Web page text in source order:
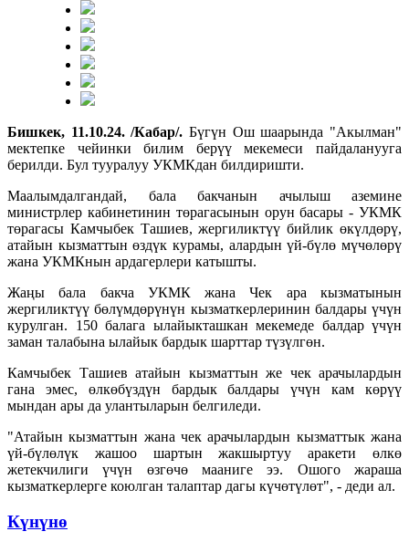
Бишкек, 11.10.24. /Кабар/. Бүгүн Ош шаарында "Акылман"
мектепке чейинки билим берүү мекемеси пайдаланууга
берилди. Бул тууралуу УКМКдан билдиришти.
Маалымдалгандай, бала бакчанын ачылыш аземине
министрлер кабинетинин төрагасынын орун басары - УКМК
төрагасы Камчыбек Ташиев, жергиликтүү бийлик өкүлдөрү,
атайын кызматтын өздүк курамы, алардын үй-бүлө мүчөлөрү
жана УКМКнын ардагерлери катышты.
Жаңы бала бакча УКМК жана Чек ара кызматынын
жергиликтүү бөлүмдөрүнүн кызматкерлеринин балдары үчүн
курулган. 150 балага ылайыкташкан мекемеде балдар үчүн
заман талабына ылайык бардык шарттар түзүлгөн.
Камчыбек Ташиев атайын кызматтын же чек арачылардын
гана эмес, өлкөбүздүн бардык балдары үчүн кам көрүү
мындан ары да улантыларын белгиледи.
"Атайын кызматтын жана чек арачылардын кызматтык жана
үй-бүлөлүк жашоо шартын жакшыртуу аракети өлкө
жетекчилиги үчүн өзгөчө мааниге ээ. Ошого жараша
кызматкерлерге коюлган талаптар дагы күчөтүлөт", - деди ал.
Күнүнө